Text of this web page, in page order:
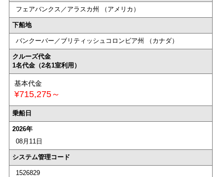
フェアバンクス／アラスカ州 （アメリカ）
下船地
バンクーバー／ブリティッシュコロンビア州 （カナダ）
クルーズ代金
1名代金（2名1室利用）
基本代金
¥715,275～
乗船日
2026年
08月11日
システム管理コード
1526829